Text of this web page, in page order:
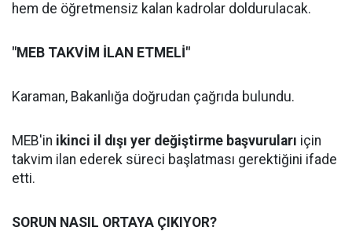
hem de öğretmensiz kalan kadrolar doldurulacak.
"MEB TAKVİM İLAN ETMELİ"
Karaman, Bakanlığa doğrudan çağrıda bulundu.
MEB'in ikinci il dışı yer değiştirme başvuruları için
takvim ilan ederek süreci başlatması gerektiğini ifade
etti.
SORUN NASIL ORTAYA ÇIKIYOR?